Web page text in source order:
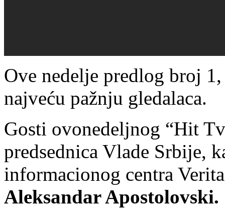
Ove nedelje predlog broj
najveću pažnju gledalaca.
Gosti ovonedeljnog “Hit
predsednica Vlade Srbije,
informacionog centra
Aleksandar Apostolovski.